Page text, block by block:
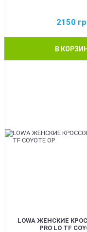
2150
В
LOWA ЖЕНСКИЕ
PRO LO TF